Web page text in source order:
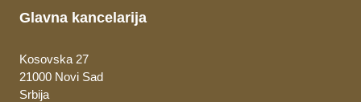
Glavna kancelarija
Kosovska 27
21000 Novi Sad
Srbija